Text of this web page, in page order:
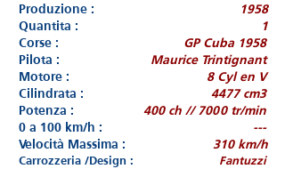
Produzione :
1958
Quantita :
1
Corse :
GP Cuba 1958
Pilota :
Maurice Trintignant
Motore :
8 Cyl en V
Cilindrata :
4477 cm3
Potenza :
400 ch // 7000 tr/min
0 a 100 km/h :
---
Velocità Massima :
310 km/h
Carrozzeria /Design : Fantuzzi